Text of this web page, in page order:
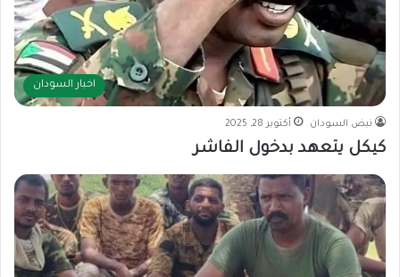
اخبار السودان
نبض السودان أكتوبر 28, 2025
كيكل يتعهد بدخول الفاشر